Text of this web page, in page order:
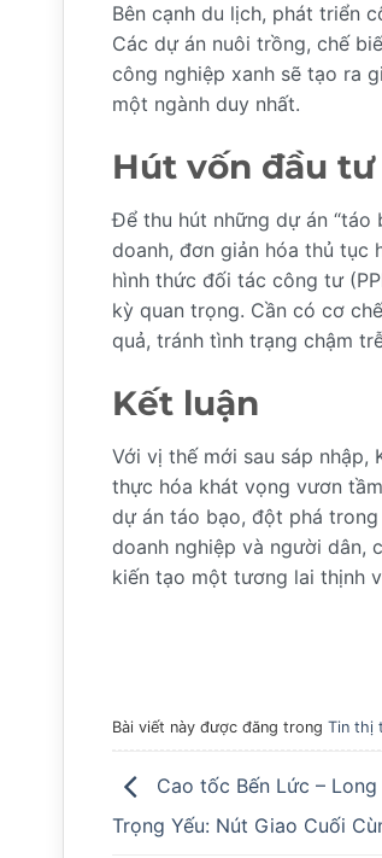
Bên cạnh du lịch, phát triển
Các dự án nuôi trồng, chế
công nghiệp xanh sẽ tạo ra
một ngành duy nhất.
Hút vốn đầu
Để thu hút những dự án “táo
doanh, đơn giản hóa thủ tục
hình thức đối tác công tư
kỳ quan trọng. Cần có cơ
quả, tránh tình trạng chậm
Kết luận
Với vị thế mới sau sáp nhập,
thực hóa khát vọng vươn
dự án táo bạo, đột phá
doanh nghiệp và người dân,
kiến tạo một tương lai thịnh
Bài viết này được đăng trong Tin thị
Cao tốc Bến Lức –
Trọng Yếu: Nút Giao Cuối